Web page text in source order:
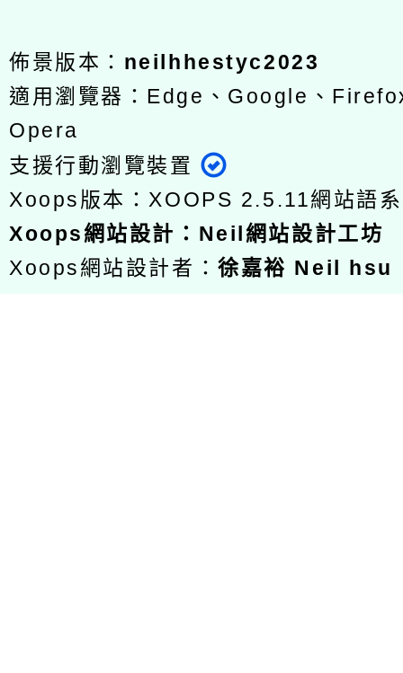
佈景版本： neilhhestyc2023
適用瀏覽器：Edge、Google、
Opera
支援行動瀏覽裝置
Xoops版本： XOOPS 2.5.11網站語
Xoops網站設計 ： Neil網站設計工坊
Xoops網站設計者：徐嘉裕 Neil hsu